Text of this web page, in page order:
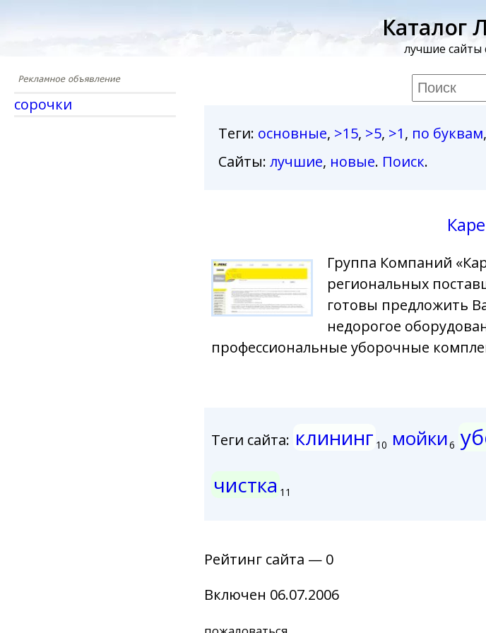
Каталог
лучшие сайты
сорочки
Теги: основные, >15, >5, >1, по буквам,
Сайты: лучшие, новые. Поиск.
Группа Компаний
региональных
готовы предложить
недорогое
профессиональные уборочные
Теги сайта: клининг 10 мойки6
чистка 11
Рейтинг сайта — 0
Включен 06.07.2006